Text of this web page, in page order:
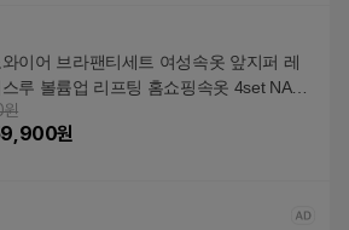
이어 브라팬티세트 여성속옷 앞지퍼 레
루 볼륨업 리프팅 홈쇼핑속옷 4set NAK2
원